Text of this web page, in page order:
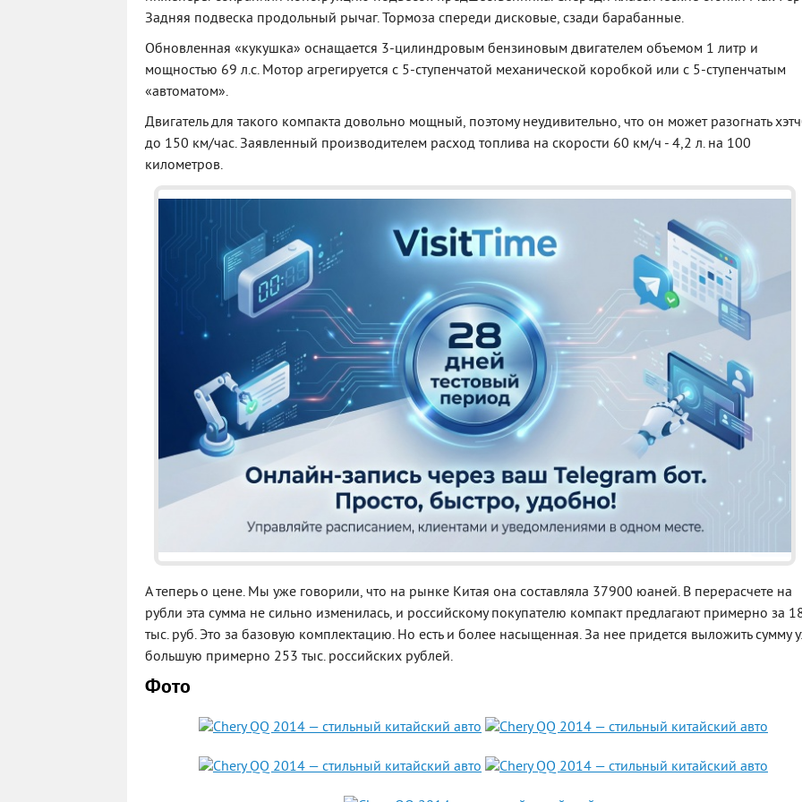
Задняя подвеска продольный рычаг. Тормоза спереди дисковые, сзади барабанные.
Обновленная «кукушка» оснащается 3-цилиндровым бензиновым двигателем объемом 1 литр и
мощностью 69 л.с. Мотор агрегируется с 5-ступенчатой механической коробкой или с 5-ступенчатым
«автоматом».
Двигатель для такого компакта довольно мощный, поэтому неудивительно, что он может разогнать
до 150 км/час. Заявленный производителем расход топлива на скорости 60 км/ч - 4,2 л. на 100
километров.
А теперь о цене. Мы уже говорили, что на рынке Китая она составляла 37900 юаней. В перерасчете на
рубли эта сумма не сильно изменилась, и российскому покупателю компакт предлагают примерно за
тыс. руб. Это за базовую комплектацию. Но есть и более насыщенная. За нее придется выложить сумму
большую примерно 253 тыс. российских рублей.
Фото